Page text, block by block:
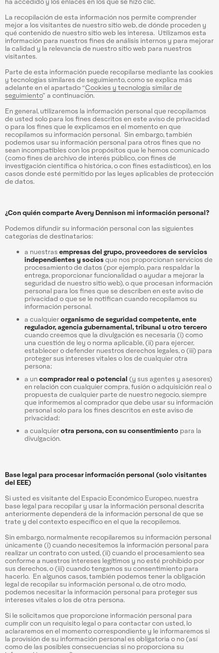
La recopilación de esta información nos permite comprender
mejor a los visitantes de nuestro sitio web, de dónde proceden y
qué contenido de nuestro sitio web les interesa. Utilizamos esta
información para nuestros fines de análisis internos y para mejorar
la calidad y la relevancia de nuestro sitio web para nuestros
visitantes.
Parte de esta información puede recopilarse mediante las cookies
y tecnologías similares de seguimiento, como se explica más
adelante en el apartado “Cookies y tecnología similar de
seguimiento” a continuación.
En general, utilizaremos la información personal que recopilamos
de usted solo para los fines descritos en este aviso de privacidad
o para los fines que le explicamos en el momento en que
recopilamos su información personal. Sin embargo, también
podemos usar su información personal para otros fines que no
sean incompatibles con los propósitos que le hemos comunicado
(como fines de archivo de interés público, con fines de
investigación científica o histórica, o con fines estadísticos), en los
casos donde esté permitido por las leyes aplicables de protección
de datos.
¿Con quién comparte Avery Dennison mi información personal?
Podemos difundir su información personal con las siguientes
categorías de destinatarios:
a nuestras empresas del grupo, proveedores de servicios
independientes y sociosque nos proporcionan servicios de
procesamiento de datos (por ejemplo, para respaldar la
entrega, proporcionar funcionalidad o ayudar a mejorar la
seguridad de nuestro sitio web), o que procesan información
personal para los fines que se describen en este aviso de
privacidad o que se le notifican cuando recopilamos su
información personal.
a cualquierorganismo de seguridad competente, ente
regulador, agencia gubernamental, tribunal u otro tercero
cuando creemos que la divulgación es necesaria (i) como
una cuestión de ley o norma aplicable, (ii) para ejercer,
establecer o defender nuestros derechos legales, o (iii) para
proteger sus intereses vitales o los de cualquier otra
persona;
a un comprador real o potencial (y sus agentes y asesores)
en relación con cualquier compra, fusión o adquisición real o
propuesta de cualquier parte de nuestro negocio, siempre
que informemos al comprador que debe usar su información
personal solo para los fines descritos en este aviso de
privacidad;
a cualquierotra persona, con su consentimiento para la
divulgación.
Base legal para procesar información personal (solo visitantes
del EEE)
Si usted es visitante del Espacio Económico Europeo, nuestra
base legal para recopilar y usar la información personal descrita
anteriormente dependerá de la información personal de que se
trate y del contexto específico en el que la recopilemos.
Sin embargo, normalmente recopilaremos su información personal
únicamente (i) cuando necesitemos la información personal para
realizar un contrato con usted, (ii) cuando el procesamiento sea
conforme a nuestros intereses legítimos y no esté prohibido por
sus derechos, o (iii) cuando tengamos su consentimiento para
hacerlo. En algunos casos, también podemos tener la obligación
legal de recopilar su información personal o, de otro modo,
podemos necesitar la información personal para proteger sus
intereses vitales o los de otra persona.
Si le solicitamos que proporcione información personal para
cumplir con un requisito legal o para contactar con usted, lo
aclararemos en el momento correspondiente y le informaremos si
la provisión de su información personal es obligatoria o no (así
como de las posibles consecuencias si no proporciona su